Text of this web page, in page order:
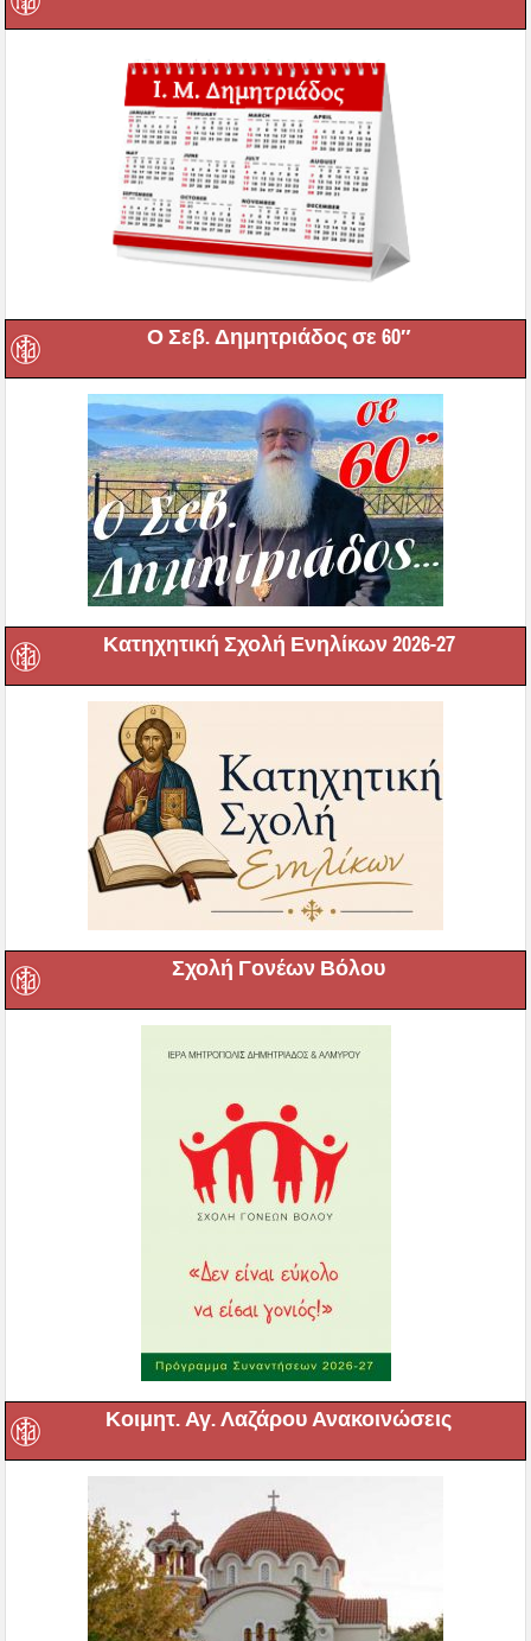
Ο Σεβ. Δημητριάδος σε 60″
Κατηχητική Σχολή Ενηλίκων 2026-27
Σχολή Γονέων Βόλου
Κοιμητ. Αγ. Λαζάρου Ανακοινώσεις